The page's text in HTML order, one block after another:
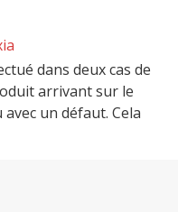
dans deux cas de
arrivant sur le
un défaut. Cela